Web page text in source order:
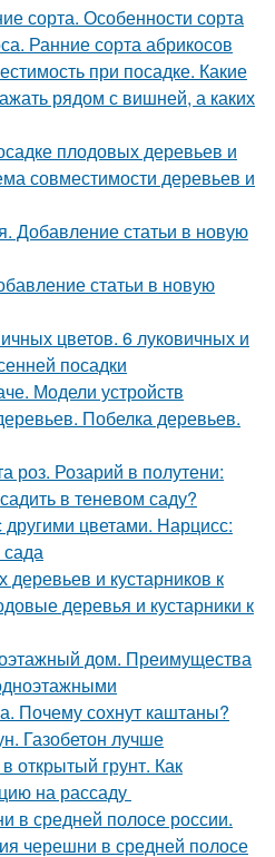
сорта. Особенности сорта
Ранние сорта абрикосов
при посадке. Какие
рядом с вишней, а каких
плодовых деревьев и
совместимости деревьев и
Добавление статьи в новую
статьи в новую
цветов. 6 луковичных и
посадки
Модели устройств
Побелка деревьев.
роз. Розарий в полутени:
в теневом саду?
цветами. Нарцисс:
и кустарников к
деревья и кустарники к
дом. Преимущества
Почему сохнут каштаны?
Газобетон лучше
открытый грунт. Как
на рассаду
в средней полосе россии.
черешни в средней полосе